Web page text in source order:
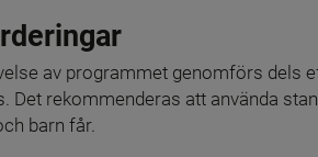
av programmet genomförs dels
Det rekommenderas att använda
barn får.